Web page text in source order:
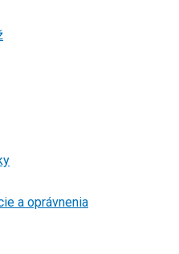
a oprávnenia